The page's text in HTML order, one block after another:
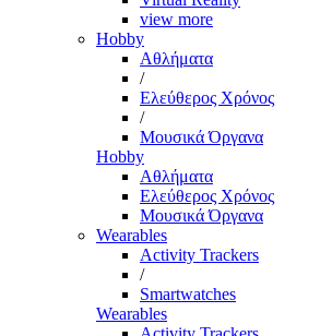
view more
Hobby
Αθλήματα
/
Ελεύθερος Χρόνος
/
Μουσικά Όργανα
Hobby
Αθλήματα
Ελεύθερος Χρόνος
Μουσικά Όργανα
Wearables
Activity Trackers
/
Smartwatches
Wearables